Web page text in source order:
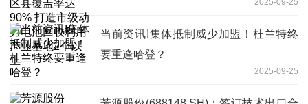
当前资讯!集体抵制威少加盟！杜兰特终
要重逢哈登？
2025-09-25